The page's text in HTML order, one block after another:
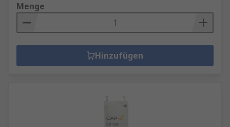
Menge
Hinzufügen